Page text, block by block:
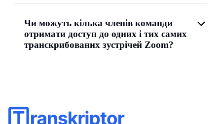
Чи можуть кілька членів команди
отримати доступ до одних і тих самих
транскрибованих зустрічей Zoom?